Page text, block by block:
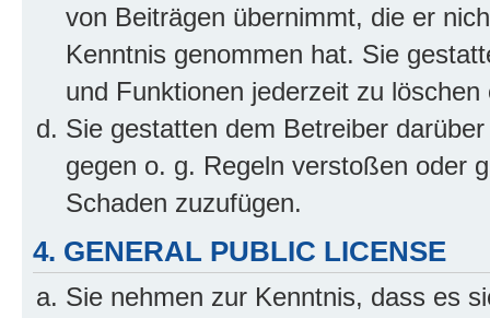
von Beiträgen übernimmt, die er
Kenntnis genommen hat. Sie
und Funktionen jederzeit zu
Sie gestatten dem Betreiber
gegen o. g. Regeln verstoßen oder
Schaden zuzufügen.
4. GENERAL PUBLIC LICENSE
Sie nehmen zur Kenntnis, dass es